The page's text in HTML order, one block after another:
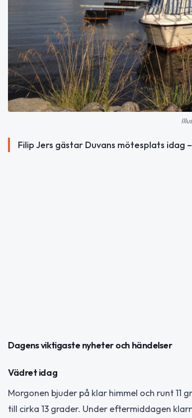
Filip Jers gästar Duvans mötesplats idag
Dagens viktigaste nyheter och händelser
Vädret idag
Morgonen bjuder på klar himmel och runt
till cirka 13 grader. Under eftermiddagen